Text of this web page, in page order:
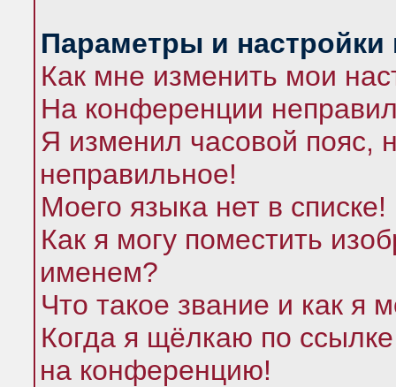
Параметры и настройки
Как мне изменить мои
На конференции
Я изменил часовой пояс,
неправильное!
Моего языка нет в списке!
Как я могу поместить
именем?
Что такое звание и как я
Когда я щёлкаю по
на конференцию!